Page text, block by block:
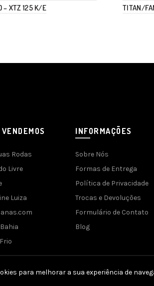
– XTZ 125 K/E
TITAN/
Rodas
Livre
Luiza
INFORMAÇÕES
Sobre Nós
Formas de Entrega
Política de Privacidade
Trocas e Devoluções
Formulário de Contato
Blog
para melhorar a sua experiência de